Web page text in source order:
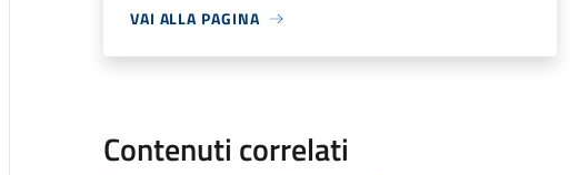
VAI ALLA PAGINA
Contenuti correlati